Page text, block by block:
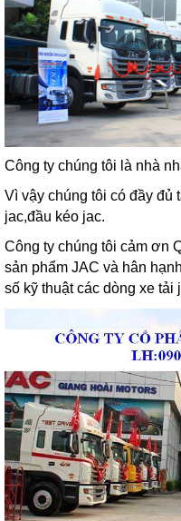
Công ty chúng tôi là nhà
Vì vậy chúng tôi có đầy đủ
jac,đầu kéo jac.
Công ty chúng tôi cảm ơn
sản phẩm JAC và hân
số kỹ thuật các dòng xe tải